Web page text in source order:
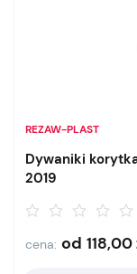
REZAW-PLAST
Dywaniki
2019
cena: od 118,00